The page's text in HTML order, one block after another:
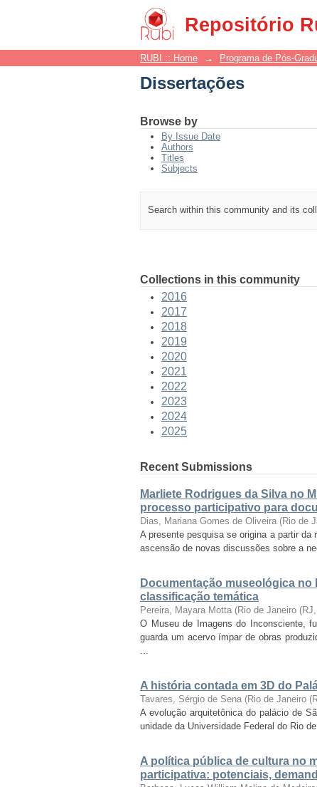
Repositório
Dissertações
RUBI :: Home → Programa de Pós-
Dissertações
Browse by
By Issue Date
Authors
Titles
Subjects
Search within this community and its
Collections in this community
2016
2017
2018
2019
2020
2021
2022
2023
2024
2025
Recent Submissions
Marliete Rodrigues da Silva no
processo participativo para
Dias, Mariana Gomes de Oliveira (Rio de
A presente pesquisa se origina a partir
ascensão de novas discussões sobre a
Documentação museológica
classificação temática
Pereira, Mayara Motta (Rio de Janeiro
O Museu de Imagens do Inconsciente,
guarda um acervo ímpar de obras
...
A história contada em 3D do
Tavares, Sérgio de Sena (Rio de Janeiro
A evolução arquitetônica do palácio de
unidade da Universidade Federal do Rio
A política pública de cultura no
participativa: potenciais,